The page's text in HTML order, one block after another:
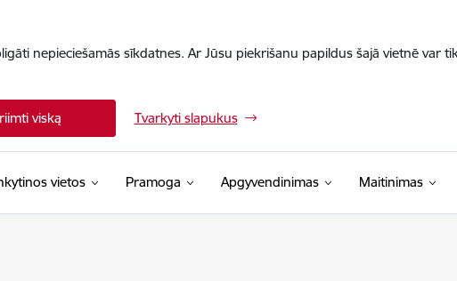
nepieciešamās sīkdatnes. Ar Jūsu piekrišanu papildus šajā vietnē var
viską Tvarkyti slapukus
vietos Pramoga Apgyvendinimas Maitinimas